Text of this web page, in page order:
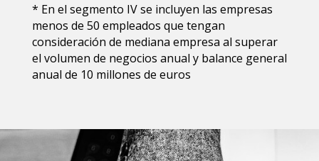
* En el segmento IV se incluyen las empresas
menos de 50 empleados que tengan
consideración de mediana empresa al superar
el volumen de negocios anual y balance general
anual de 10 millones de euros